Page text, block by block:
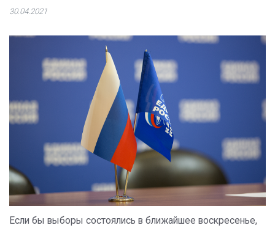
30.04.2021
Если бы выборы состоялись в ближайшее воскресенье,